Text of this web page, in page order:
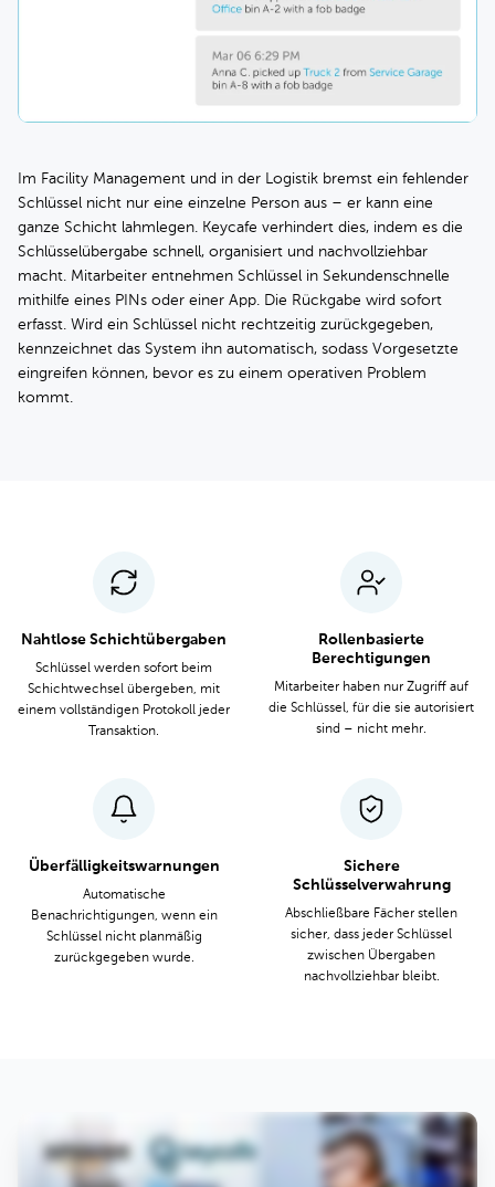
Im Facility Management und in der Logistik bremst ein fehlender
Schlüssel nicht nur eine einzelne Person aus – er kann eine
ganze Schicht lahmlegen. Keycafe verhindert dies, indem es die
Schlüsselübergabe schnell, organisiert und nachvollziehbar
macht. Mitarbeiter entnehmen Schlüssel in Sekundenschnelle
mithilfe eines PINs oder einer App. Die Rückgabe wird sofort
erfasst. Wird ein Schlüssel nicht rechtzeitig zurückgegeben,
kennzeichnet das System ihn automatisch, sodass Vorgesetzte
eingreifen können, bevor es zu einem operativen Problem
kommt.
Nahtlose Schichtübergaben
Schlüssel werden sofort beim
Schichtwechsel übergeben, mit
einem vollständigen Protokoll jeder
Transaktion.
Rollenbasierte
Berechtigungen
Mitarbeiter haben nur Zugriff auf
die Schlüssel, für die sie autorisiert
sind – nicht mehr.
Überfälligkeitswarnungen
Automatische
Benachrichtigungen, wenn ein
Schlüssel nicht planmäßig
zurückgegeben wurde.
Sichere
Schlüsselverwahrung
Abschließbare Fächer stellen
sicher, dass jeder Schlüssel
zwischen Übergaben
nachvollziehbar bleibt.